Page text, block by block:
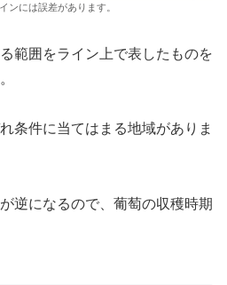
ンには誤差があります。
範囲をライン上で表したものを
条件に当てはまる地域がありま
逆になるので、葡萄の収穫時期